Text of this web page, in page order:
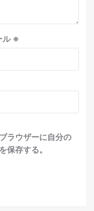
ル※
ラウザーに自分の
保存する。